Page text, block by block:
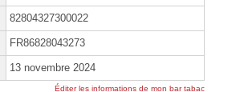
82804327300022
FR86828043273
13 novembre 2024
Éditer les informations de mon bar tabac